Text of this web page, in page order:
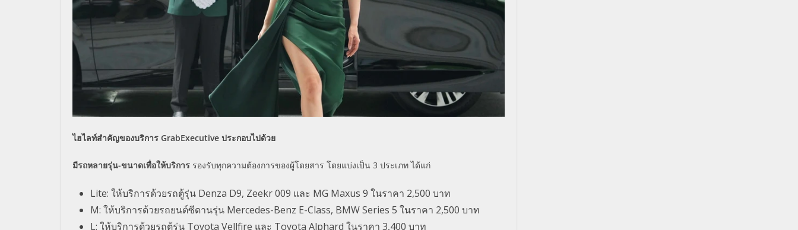
ไฮไลท์สำคัญของบริการ GrabExecutive ประกอบไปด้วย
มีรถหลายรุ่น-ขนาดเพื่อให้บริการ รองรับทุกความต้องการของผู้โดยสาร โดยแบ่งเป็น 3 ประเภท ได้แก่
Lite: ให้บริการด้วยรถตู้รุ่น Denza D9, Zeekr 009 และ MG Maxus 9 ในราคา 2,500 บาท
M: ให้บริการด้วยรถยนต์ซีดานรุ่น Mercedes-Benz E-Class, BMW Series 5 ในราคา 2,500 บาท
L: ให้บริการด้วยรถตู้รุ่น Toyota Vellfire และ Toyota Alphard ในราคา 3,400 บาท